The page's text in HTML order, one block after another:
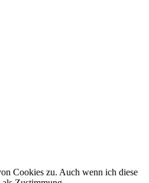
Cookies zu. Auch wenn ich diese